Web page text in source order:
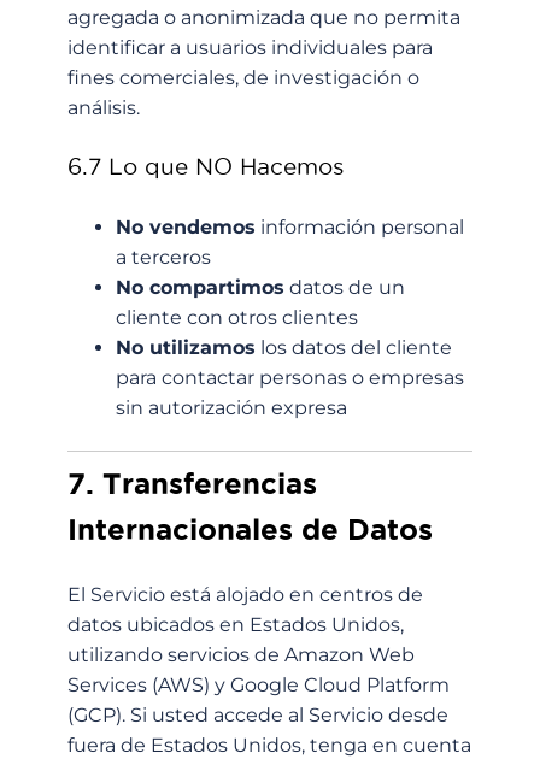
agregada o anonimizada que no permita
identificar a usuarios individuales para
fines comerciales, de investigación o
análisis.
6.7 Lo que NO Hacemos
No vendemos información personal
a terceros
No compartimos datos de un
cliente con otros clientes
No utilizamos los datos del cliente
para contactar personas o empresas
sin autorización expresa
7. Transferencias
Internacionales de Datos
El Servicio está alojado en centros de
datos ubicados en Estados Unidos,
utilizando servicios de Amazon Web
Services (AWS) y Google Cloud Platform
(GCP). Si usted accede al Servicio desde
fuera de Estados Unidos, tenga en cuenta